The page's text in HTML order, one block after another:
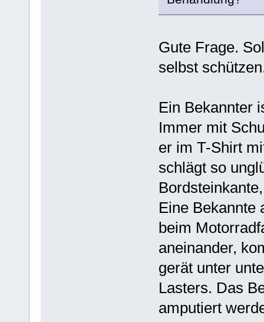
Gute Frage.
selbst
Ein Bekannter
Immer mit
er im T-Shirt
schlägt so
Eine Bekannte
beim
aneinander,
gerät unter
Lasters. Das
amputiert